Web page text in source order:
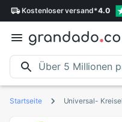
Kostenloserversand*4.0
Startseite